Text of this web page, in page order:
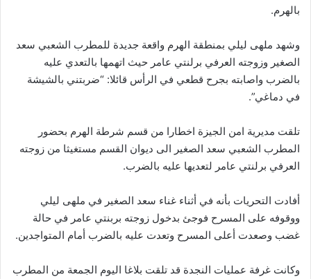
بالهرم.
وشهد ملهى ليلي بمنطقة الهرم واقعة جديدة للمطرب الشعبي سعد
الصغير وزوجته العرفي برلنتي عامر حيث اتهمها بالتعدي عليه
بالضرب واصابته بجرح قطعي في الرأس قائلا: “ضربتني بالشيشة
في دماغي”.
تلقت مديرية امن الجيزة اخطارا من قسم شرطة الهرم بحضور
المطرب الشعبي سعد الصغير الى ديوان القسم مستغيثا من زوجته
العرفي برلنتي عامر لتعديها عليه بالضرب.
أفادت التحريات بأنه في أثناء غناء سعد الصغير في ملهى ليلي
ووقوفه على المسرح فوجئ بدخول زوجته بربنتي عامر في حالة
غضب وصعدت أعلى المسرح وتعدت عليه بالضرب أمام المتواجدين.
وكانت غرفة عمليات النجدة قد تلقت بلاغا اليوم الجمعة من المطرب